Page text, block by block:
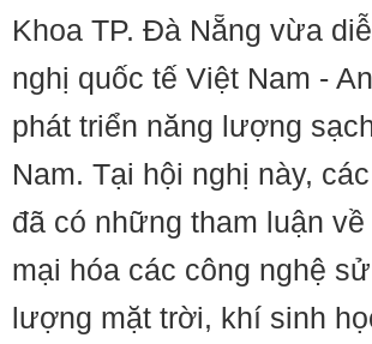
Khoa TP. Đà Nẵng vừa
nghị quốc tế Việt Nam -
phát triển năng lượng
Nam. Tại hội nghị này,
đã có những tham luận
mại hóa các công nghệ
lượng mặt trời, khí sinh